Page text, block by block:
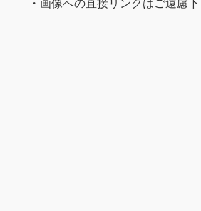
・画像への直接リンクはご遠慮